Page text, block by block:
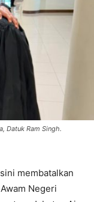
Datuk Ram Singh.
membatalkan
Negeri